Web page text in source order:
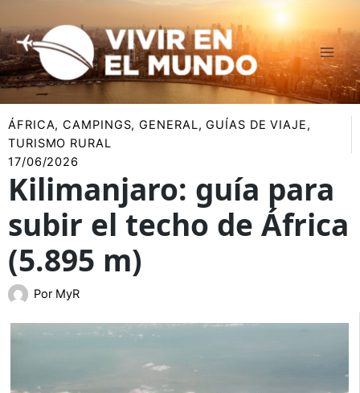
al
contenido
ÁFRICA,CAMPINGS,GENERAL,GUÍAS DE VIAJE,
TURISMO RURAL
17/06/2026
Kilimanjaro: guía para
subir el techo de África
(5.895 m)
Por MyR